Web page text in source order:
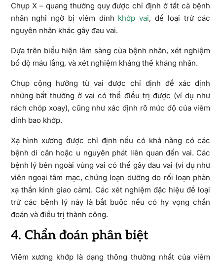
Chụp X – quang thường quy được chỉ định ở tất cả bệnh
nhân nghi ngờ bị viêm dính khớp vai, để loại trừ các
nguyên nhân khác gây đau vai.
Dựa trên biểu hiện lâm sàng của bệnh nhân, xét nghiệm
bổ độ máu lắng, và xét nghiệm kháng thể kháng nhân.
Chụp cộng hưởng từ vai được chỉ định để xác định
những bất thường ở vai có thể điều trị được (ví dụ như
rách chóp xoay), cũng như xác định rõ mức độ của viêm
dính bao khớp.
Xạ hình xương được chỉ định nếu có khả năng có các
bệnh di căn hoặc u nguyên phát liên quan đến vai. Các
bệnh lý bên ngoài vùng vai có thể gây đau vai (ví dụ như
viên ngoại tâm mạc, chứng loạn dưỡng do rối loạn phản
xạ thần kinh giao cảm). Các xét nghiệm đặc hiệu để loại
trừ các bệnh lý này là bắt buộc nếu có hy vọng chẩn
đoán và điều trị thành công.
4. Chẩn đoán phân biệt
Viêm xương khớp là dạng thông thường nhất của viêm